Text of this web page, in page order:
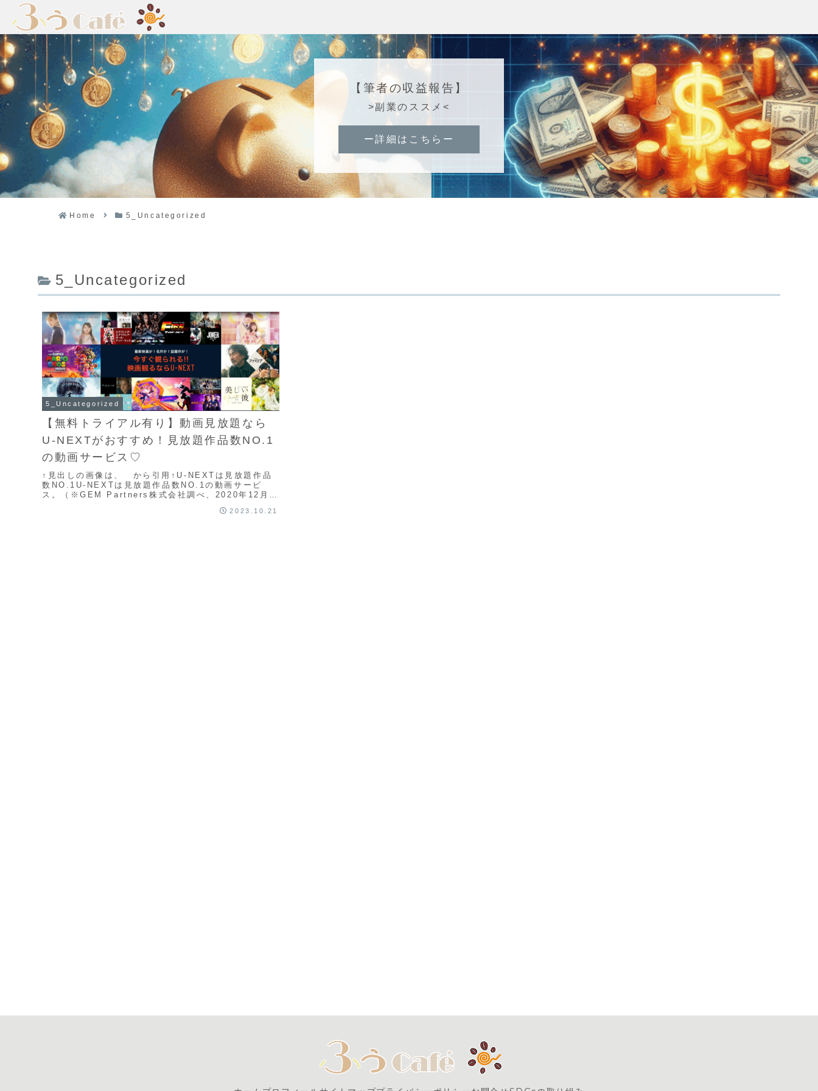
【筆者の収益報告】
>副業のススメ<
ー詳細はこちらー
Home 5_Uncategorized
5_Uncategorized
5_Uncategorized
【無料トライアル有り】動画見放題なら
U-NEXTがおすすめ！見放題作品数NO.1
の動画サービス♡
↑見出しの画像は、 から引用↑U-NEXTは見放題作品
数NO.1U-NEXTは見放題作品数NO.1の動画サービ
ス。（※GEM Partners株式会社調べ、2020年12月時
2023.10.21